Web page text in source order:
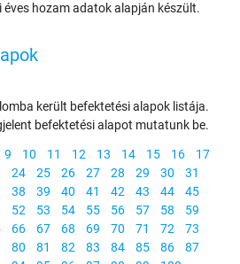
hozam adatok alapján készült.
került befektetési alapok listája.
befektetési alapot mutatunk be.
9 10 11 12 13 14 15 16
17
24 25 26 27 28 29 30
31
38 39 40 41 42 43 44
45
52 53 54 55 56 57 58
59
66 67 68 69 70 71 72
73
80 81 82 83 84 85 86
87